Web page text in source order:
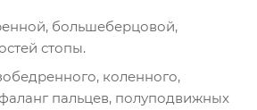
большеберцовой,
стопы.
коленного,
пальцев, полуподвижных